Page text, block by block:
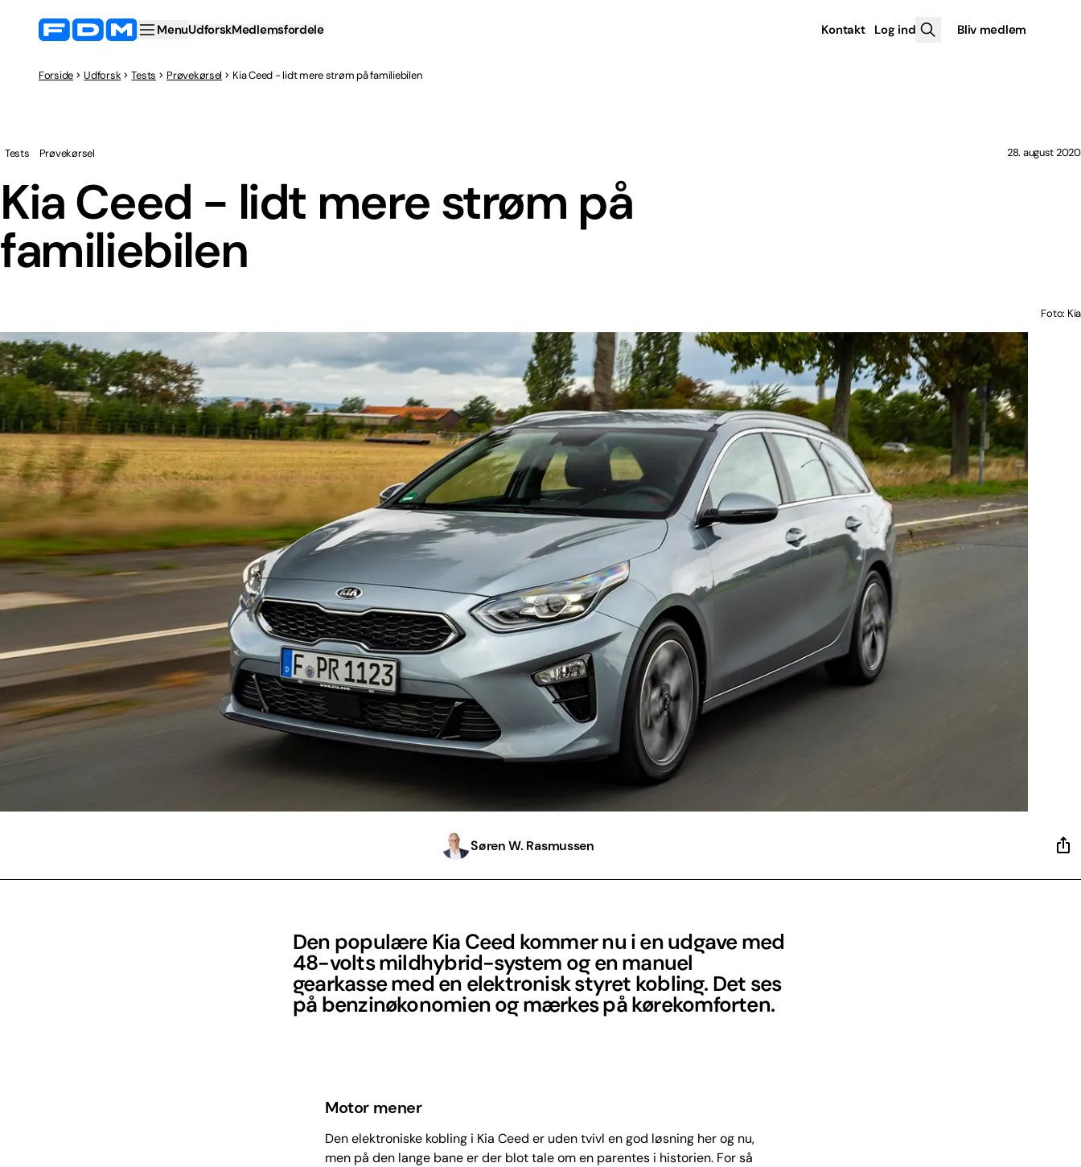
MenuUdforskMedlemsfordele Kontakt Log ind Bliv medlem
Forside Udforsk Tests Prøvekørsel Kia Ceed - lidt mere strøm på familiebilen
Kia Ceed - lidt mere strøm på
familiebilen
Tests Prøvekørsel 28. august 2020
Foto: Kia
Søren W. Rasmussen
Den populære Kia Ceed kommer nu i en udgave med
48-volts mildhybrid-system og en manuel
gearkasse med en elektronisk styret kobling. Det ses
på benzinøkonomien og mærkes på kørekomforten.
Motor mener
Den elektroniske kobling i Kia Ceed er uden tvivl en god løsning her og nu,
men på den lange bane er der blot tale om en parentes i historien. For så